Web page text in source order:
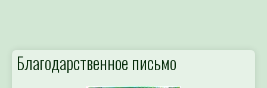
Благодарственное письмо